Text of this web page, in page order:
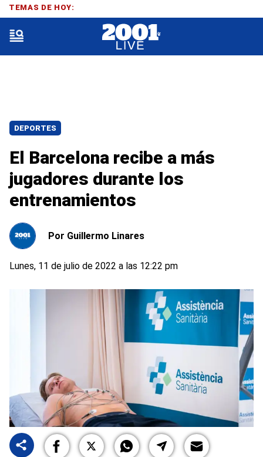
DEPORTES
El Barcelona recibe a más
jugadores durante los
entrenamientos
Por Guillermo Linares
Lunes, 11 de julio de 2022 a las 12:22 pm
TEMAS DE HOY: